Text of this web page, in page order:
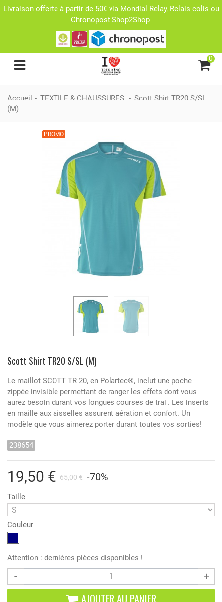
Livraison offerte à partir de 50€ via Mondial Relay, Relais colis ou
Chronopost Shop2Shop
0
Accueil - TEXTILE & CHAUSSURES - Scott Shirt TR20 S/SL
(M)
PROMO
Scott Shirt TR20 S/SL (M)
Le maillot SCOTT TR 20, en Polartec®, inclut une poche
zippée invisible permettant de ranger les effets dont vous
aurez besoin durant vos longues courses de trail. Les inserts
en maille aux aisselles assurent aération et confort. Un
modèle que vous aimerez porter durant toutes vos sorties!
238654
19,50 € 65,00 € -70%
Taille
Couleur
Attention : dernières pièces disponibles !
- +
AJOUTER AU PANIER